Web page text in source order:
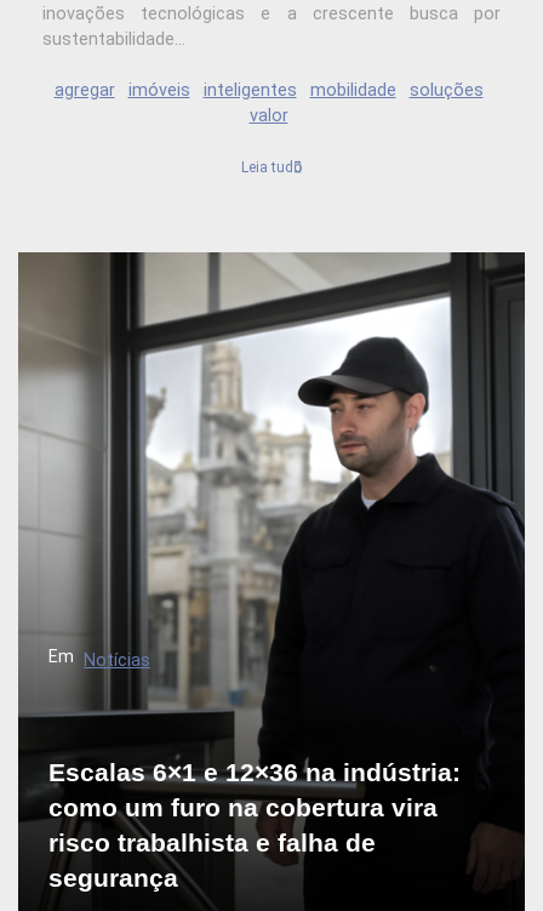
inovações tecnológicas e a crescente busca por
sustentabilidade...
agregar imóveis inteligentes mobilidade
soluções
valor
Leia tudo
Em Notícias
Escalas 6×1 e 12×36 na indústria:
como um furo na cobertura vira
risco trabalhista e falha de
segurança